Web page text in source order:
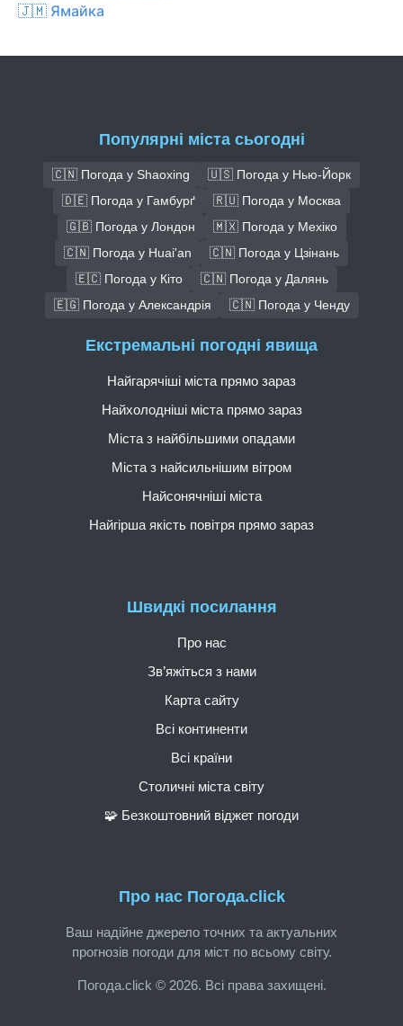
🇯🇲 Ямайка
Популярні міста сьогодні
🇨🇳 Погода у Shaoxing
🇺🇸 Погода у Нью-Йорк
🇩🇪 Погода у Гамбурґ
🇷🇺 Погода у Москва
🇬🇧 Погода у Лондон
🇲🇽 Погода у Мехіко
🇨🇳 Погода у Huai'an
🇨🇳 Погода у Цзінань
🇪🇨 Погода у Кіто
🇨🇳 Погода у Далянь
🇪🇬 Погода у Александрія
🇨🇳 Погода у Ченду
Про нас Погода.click
Ваш надійне джерело точних та актуальних
прогнозів погоди для міст по всьому світу.
Погода.click © 2026. Всі права захищені.
Швидкі посилання
Про нас
Зв’яжіться з нами
Карта сайту
Всі континенти
Всі країни
Столичні міста світу
🧩 Безкоштовний віджет погоди
Екстремальні погодні явища
Найгарячіші міста прямо зараз
Найхолодніші міста прямо зараз
Міста з найбільшими опадами
Міста з найсильнішим вітром
Найсонячніші міста
Найгірша якість повітря прямо зараз